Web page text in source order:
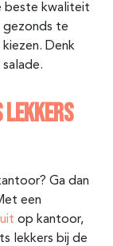
beste kwaliteit
gezonds te
Denk
Ga dan
een
op kantoor,
lekkers bij de